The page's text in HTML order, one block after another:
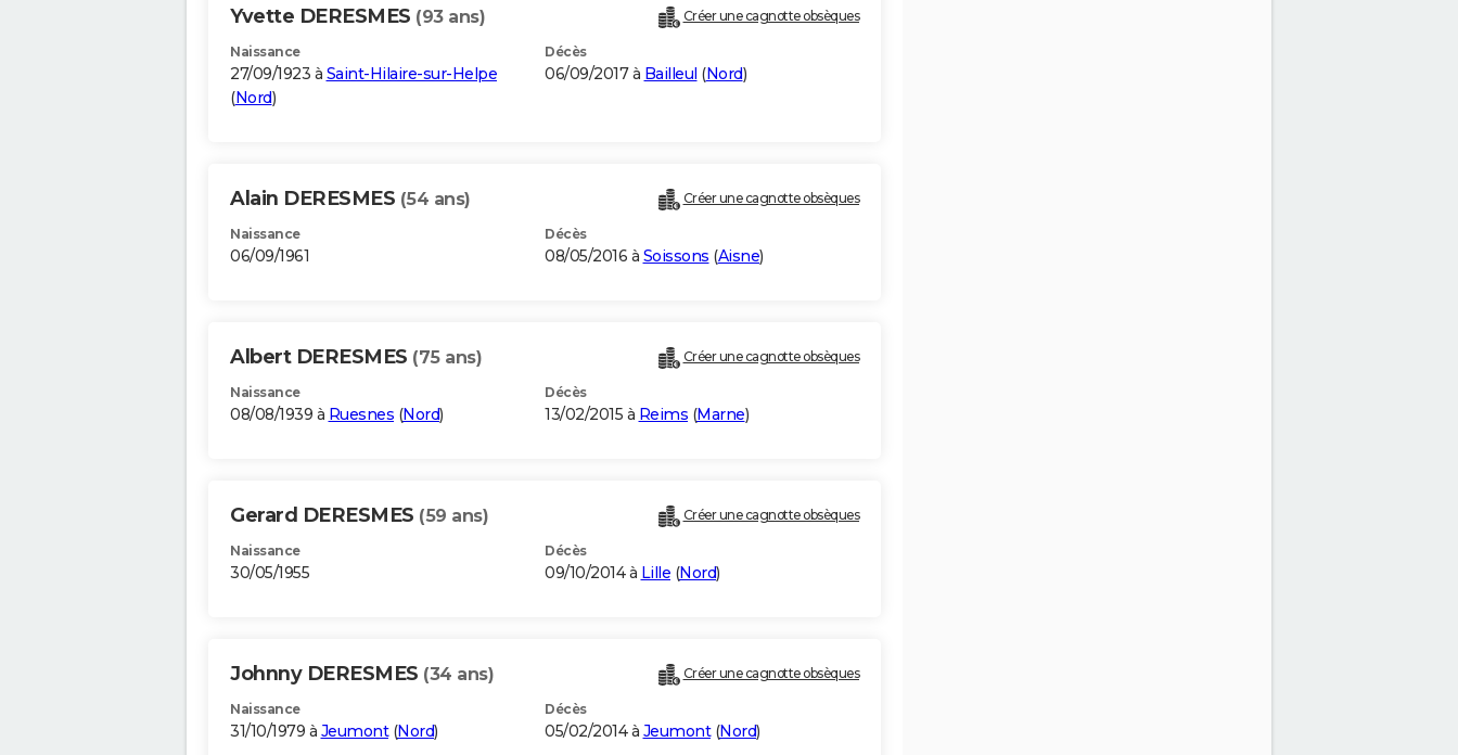
Yvette DERESMES (93 ans) Créer une cagnotte obsèques
Naissance
27/09/1923 à Saint-Hilaire-sur-Helpe
(Nord)
Décès
06/09/2017 à Bailleul (Nord)
Alain DERESMES (54 ans) Créer une cagnotte obsèques
Naissance
06/09/1961
Décès
08/05/2016 à Soissons (Aisne)
Albert DERESMES (75 ans) Créer une cagnotte obsèques
Naissance
08/08/1939 à Ruesnes (Nord)
Décès
13/02/2015 à Reims (Marne)
Gerard DERESMES (59 ans) Créer une cagnotte obsèques
Naissance
30/05/1955
Décès
09/10/2014 à Lille (Nord)
Johnny DERESMES (34 ans) Créer une cagnotte obsèques
Naissance
31/10/1979 à Jeumont(Nord)
Décès
05/02/2014 à Jeumont(Nord)